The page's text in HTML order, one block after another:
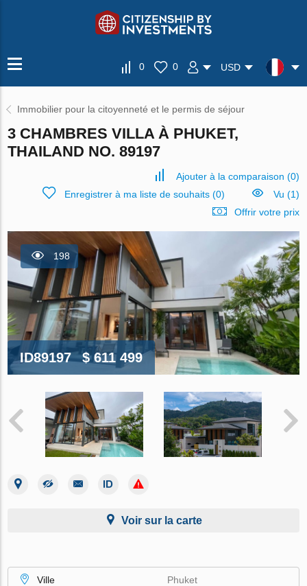
0 0 USD
Immobilier pour la citoyenneté et le permis de séjour
3 CHAMBRES VILLA À PHUKET,
THAILAND NO. 89197
Ajouter à la comparaison (0)
Enregistrer à ma liste de souhaits(0)
Vu (1)
Offrir votre prix
198
ID89197 $ 611 499
Voir sur la carte
Ville
Phuket